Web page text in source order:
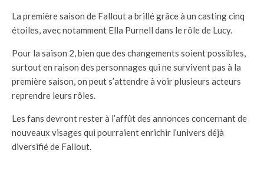
La première saison de Fallout a brillé grâce à un casting cinq
étoiles, avec notamment Ella Purnell dans le rôle de Lucy.
Pour la saison 2, bien que des changements soient possibles,
surtout en raison des personnages qui ne survivent pas à la
première saison, on peut s’attendre à voir plusieurs acteurs
reprendre leurs rôles.
Les fans devront rester à l’affût des annonces concernant de
nouveaux visages qui pourraient enrichir l’univers déjà
diversifié de Fallout.